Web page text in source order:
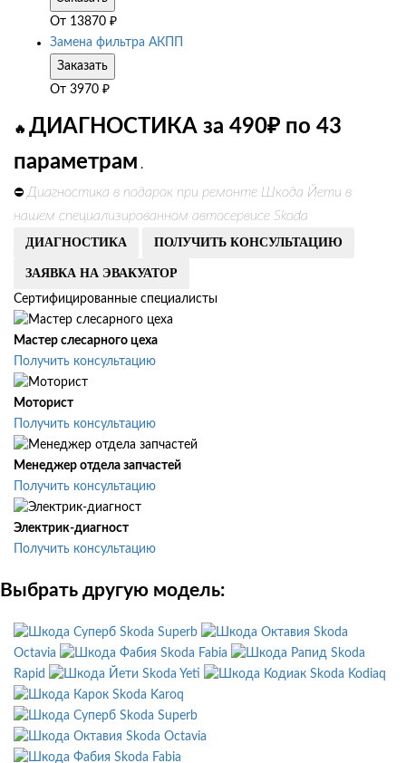
От 13870 ₽
Замена фильтра АКПП
Заказать
От 3970 ₽
🔥 ДИАГНОСТИКА за 490₽ по 43
параметрам .
⛔ Диагностика в подарок при ремонте Шкода Йети в
нашем специализированном автосервисе Skoda
ДИАГНОСТИКА ПОЛУЧИТЬ КОНСУЛЬТАЦИЮ
ЗАЯВКА НА ЭВАКУАТОР
Сертифицированные специалисты
Мастер слесарного цеха
Получить консультацию
Моторист
Получить консультацию
Менеджер отдела запчастей
Получить консультацию
Электрик-диагност
Получить консультацию
Выбрать другую модель:
Skoda Superb
Skoda
Octavia
Skoda Fabia
Skoda
Rapid
Skoda Yeti
Skoda Kodiaq
Skoda Karoq
Skoda Superb
Skoda Octavia
Skoda Fabia